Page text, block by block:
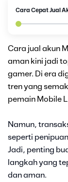
Cara Cepat Jual
Cara jual akun
aman kini jadi
gamer. Di era
tren yang
pemain Mobile
Namun,
seperti
Jadi, penting
langkah yang
dan aman.